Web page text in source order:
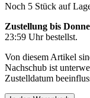
Noch 5 Stück auf
Zustellung bis
23:59 Uhrbestellst.
Von diesem Artikel
Nachschub ist
Zustelldatum